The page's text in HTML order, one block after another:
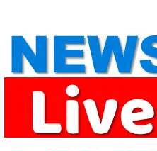
content